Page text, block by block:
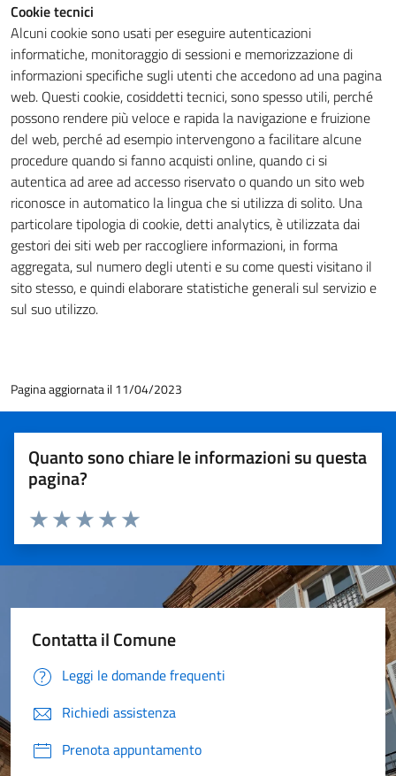
Cookie tecnici
Alcuni cookie sono usati per eseguire autenticazioni
informatiche, monitoraggio di sessioni e memorizzazione di
informazioni specifiche sugli utenti che accedono ad una pagina
web. Questi cookie, cosiddetti tecnici, sono spesso utili, perché
possono rendere più veloce e rapida la navigazione e fruizione
del web, perché ad esempio intervengono a facilitare alcune
procedure quando si fanno acquisti online, quando ci si
autentica ad aree ad accesso riservato o quando un sito web
riconosce in automatico la lingua che si utilizza di solito. Una
particolare tipologia di cookie, detti analytics, è utilizzata dai
gestori dei siti web per raccogliere informazioni, in forma
aggregata, sul numero degli utenti e su come questi visitano il
sito stesso, e quindi elaborare statistiche generali sul servizio e
sul suo utilizzo.
Pagina aggiornata il 11/04/2023
Quanto sono chiare le informazioni su questa
pagina?
Valuta 5 stelle su 5
Valuta 4 stelle su 5
Valuta 3 stelle su 5
Valuta 2 stelle su 5
Valuta 1 stelle su 5
Contatta il Comune
Leggi le domande frequenti
Richiedi assistenza
Prenota appuntamento
Tecnici
Questi cookie
sono necessari
per il
funzionamento
del sito e non
possono
essere
disabilitati.
Questi cookie
non raccolgono
informazioni
personali.